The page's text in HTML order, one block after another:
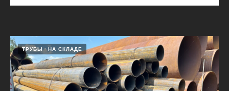
ТРУБЫ НА СКЛАДЕ